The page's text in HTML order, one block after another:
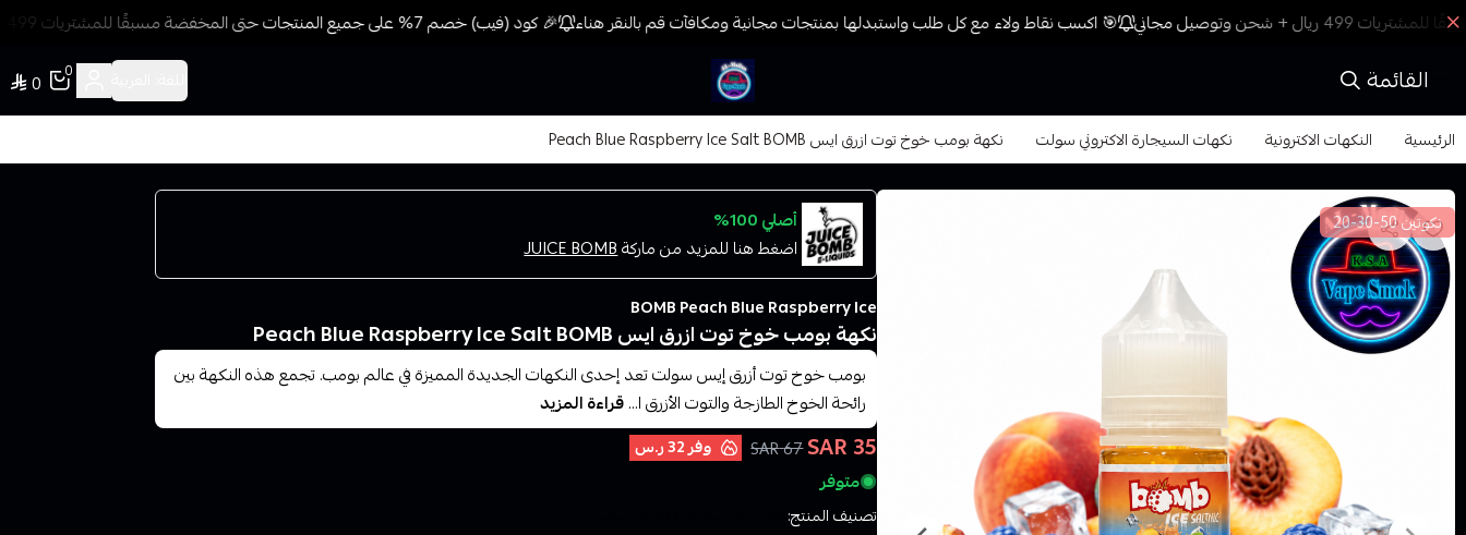
🎯 اكسب نقاط ولاء مع كل طلب واستبدلها بمنتجات مجانية ومكافآت قم بالنقر هناء 🎉 كود (فيب) خصم 7% على جميع المنتجات حتى المخفضة مسبقًا للمشتريات 499 ريال + شحن وتوصيل مجاني
القائمة فيب المدينة
0
0
الرئيسية النكهات الاكترونية نكهات السيجارة الاكتروني سولت نكهة بومب خوخ توت ازرق ايس Peach Blue Raspberry Ice Salt BOMB
نكوتين 50-30-20
أصلي 100%
اضغط هنا للمزيد من ماركةJUICE BOMB
BOMB Peach Blue Raspberry Ice
نكهة بومب خوخ توت ازرق ايس Peach Blue Raspberry Ice Salt BOMB
بومب خوخ توت أزرق إيس سولت تعد إحدى النكهات الجديدة المميزة في عالم بومب. تجمع هذه النكهة بين
رائحة الخوخ الطازجة والتوت الأزرق ا...قراءة المزيد
35 SAR
67 SAR وفر32 ر.س
متوفر
تصنيف المنتج: